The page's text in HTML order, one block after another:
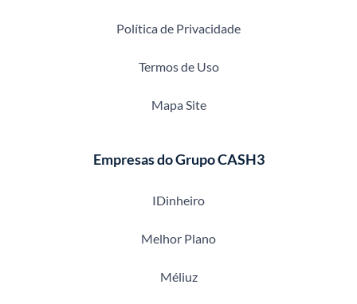
Política de Privacidade
Termos de Uso
Mapa Site
Empresas do Grupo CASH3
IDinheiro
Melhor Plano
Méliuz